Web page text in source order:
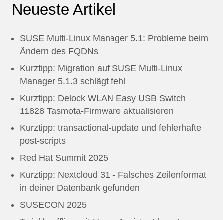
Neueste Artikel
SUSE Multi-Linux Manager 5.1: Probleme beim
Ändern des FQDNs
Kurztipp: Migration auf SUSE Multi-Linux
Manager 5.1.3 schlägt fehl
Kurztipp: Delock WLAN Easy USB Switch
11828 Tasmota-Firmware aktualisieren
Kurztipp: transactional-update und fehlerhafte
post-scripts
Red Hat Summit 2025
Kurztipp: Nextcloud 31 - Falsches Zeilenformat
in deiner Datenbank gefunden
SUSECON 2025